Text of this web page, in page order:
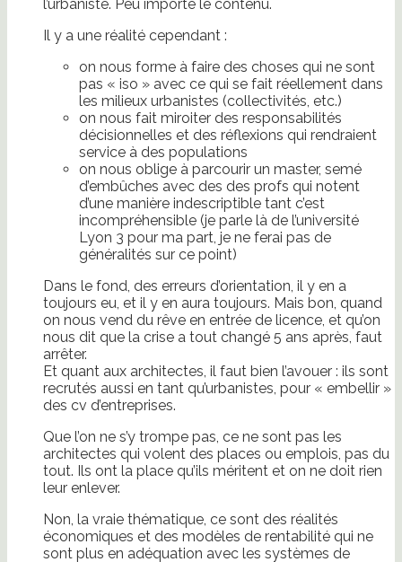
l’urbaniste. Peu importe le contenu.
Il y a une réalité cependant :
on nous forme à faire des choses qui ne sont
pas « iso » avec ce qui se fait réellement dans
les milieux urbanistes (collectivités, etc.)
on nous fait miroiter des responsabilités
décisionnelles et des réflexions qui rendraient
service à des populations
on nous oblige à parcourir un master, semé
d’embûches avec des des profs qui notent
d’une manière indescriptible tant c’est
incompréhensible (je parle là de l’université
Lyon 3 pour ma part, je ne ferai pas de
généralités sur ce point)
Dans le fond, des erreurs d’orientation, il y en a
toujours eu, et il y en aura toujours. Mais bon, quand
on nous vend du rêve en entrée de licence, et qu’on
nous dit que la crise a tout changé 5 ans après, faut
arrêter.
Et quant aux architectes, il faut bien l’avouer : ils sont
recrutés aussi en tant qu’urbanistes, pour « embellir »
des cv d’entreprises.
Que l’on ne s’y trompe pas, ce ne sont pas les
architectes qui volent des places ou emplois, pas du
tout. Ils ont la place qu’ils méritent et on ne doit rien
leur enlever.
Non, la vraie thématique, ce sont des réalités
économiques et des modèles de rentabilité qui ne
sont plus en adéquation avec les systèmes de